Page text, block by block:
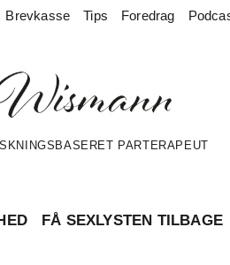
Brevkasse Tips Foredrag
PARTERAPEUT
FÅ SEXLYSTEN TILBAGE